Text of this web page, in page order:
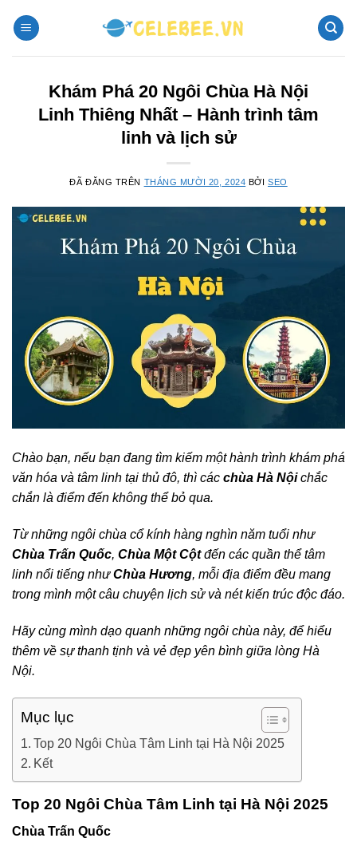
đến
Khám Phá 20 Ngôi Chùa Hà Nội
Linh Thiêng Nhất – Hành trình tâm
linh và lịch sử
ĐÃ ĐĂNG TRÊN THÁNG MƯỜI 20, 2024 BỞISEO
Chào bạn, nếu bạn đang tìm kiếm một hành trình khám phá
văn hóa và tâm linh tại thủ đô, thì các chùa Hà Nộichắc
chắn là điểm đến không thể bỏ qua.
Từ những ngôi chùa cổ kính hàng nghìn năm tuổi như
Chùa Trấn Quốc, Chùa Một Cộtđến các quần thể tâm
linh nổi tiếng nhưChùa Hương, mỗi địa điểm đều mang
trong mình một câu chuyện lịch sử và nét kiến trúc độc đáo.
Hãy cùng mình dạo quanh những ngôi chùa này, để hiểu
thêm về sự thanh tịnh và vẻ đẹp yên bình giữa lòng Hà
Nội.
Mục lục
Top 20 Ngôi Chùa Tâm Linh tại Hà Nội 2025
Kết
Top 20 Ngôi Chùa Tâm Linh tại Hà Nội 2025
Chùa Trấn Quốc